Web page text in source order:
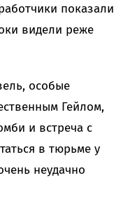
показали
видели реже
особые
Гейлом,
и встреча с
в тюрьме у
неудачно